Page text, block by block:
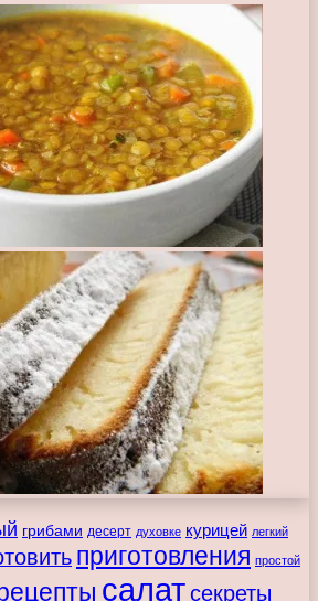
грибами десерт духовке курицей легкий
приготовления простой
салатсекреты